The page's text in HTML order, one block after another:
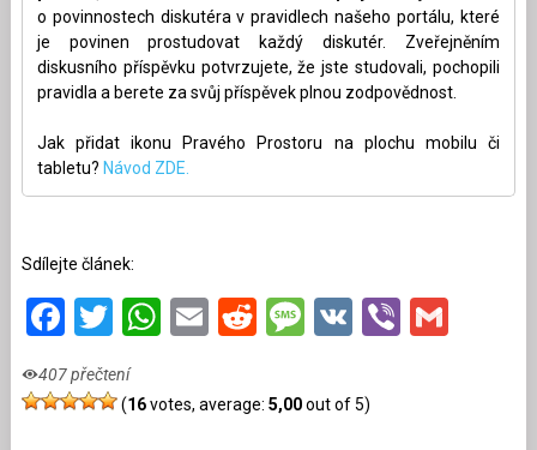
o povinnostech diskutéra v pravidlech našeho portálu, které
je povinen prostudovat každý diskutér. Zveřejněním
diskusního příspěvku potvrzujete, že jste studovali, pochopili
pravidla a berete za svůj příspěvek plnou zodpovědnost.
Jak přidat ikonu Pravého Prostoru na plochu mobilu či
tabletu? Návod ZDE.
Sdílejte článek:
Facebook
Twitter
WhatsApp
EmailRedditMessage
VKViber
407 přečtení
(16votes, average: 5,00out of 5)